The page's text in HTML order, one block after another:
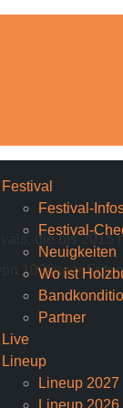
Festival
Festival-
Festival-
Neuigkeiten
Wo ist
Partner
Live
Lineup
Lineup 2027
Lineup 2026
die bis 2015
100finger